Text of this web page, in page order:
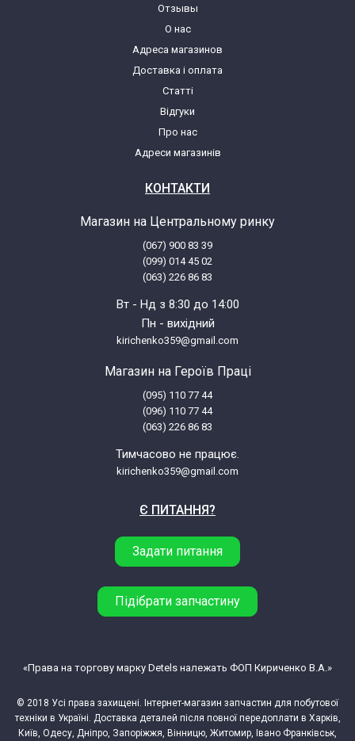
Electrolux EMS2100S 947607202 00
Electrolux EMM2005 947607212 00
Electrolux EMM2005S 947607219 00
Electrolux EMS2100S 947607265 00
Electrolux EMS2020 947607276 00
Electrolux EMS2040 947607278 00
Electrolux EMS2040S 947607279 00
Electrolux EMS2120 947607281 00
Electrolux EMS2140 947607282 00
Electrolux EMS2120S 947607285 00
Electrolux EMS2340X 947607290 00
Отзывы
О нас
Адреса магазинов
Доставка і оплата
Статті
Відгуки
Про нас
Адреси магазинів
КОНТАКТИ
Магазин на Центральному ринку
(067) 900 83 39
(099) 014 45 02
(063) 226 86 83
Вт - Нд з 8:30 до 14:00
Пн - вихідний
kirichenko359@gmail.com
Магазин на Героїв Праці
(095) 110 77 44
(096) 110 77 44
(063) 226 86 83
Тимчасово не працює.
kirichenko359@gmail.com
Є ПИТАННЯ?
Задати питання
Підібрати запчастину
© 2018 Усі права захищені. Інтернет-магазин запчастин для побутової
техніки в Україні. Доставка деталей після повної передоплати в Харків,
Київ, Одесу, Дніпро, Запоріжжя, Вінницю, Житомир, Івано Франківськ,
«Права на торгову марку Detels належать ФОП Кириченко В.А.»